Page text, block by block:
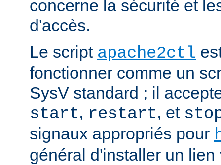
concerne la sécurité et
d'accès.
Le script apache2ctl
fonctionner comme un
SysV standard ; il
start, restart, et
signaux appropriés pour
général d'installer un